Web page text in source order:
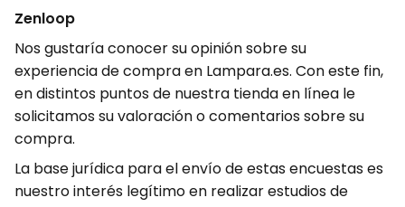
Zenloop
Nos gustaría conocer su opinión sobre su
experiencia de compra en Lampara.es. Con este fin,
en distintos puntos de nuestra tienda en línea le
solicitamos su valoración o comentarios sobre su
compra.
La base jurídica para el envío de estas encuestas es
nuestro interés legítimo en realizar estudios de